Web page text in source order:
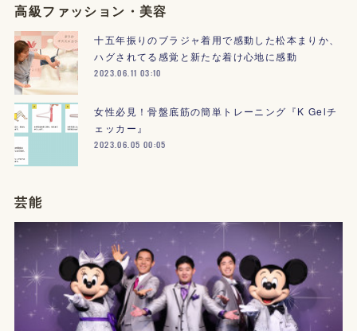
高級ファッション・美容
十五年振りのブラジャ着用で感動した松本まりか、
ハグされてる感覚と新たな着け心地に感動
2023.06.11 03:10
女性必見！骨盤底筋の簡単トレーニング『K Gelチ
ェッカー』
2023.06.05 00:05
芸能